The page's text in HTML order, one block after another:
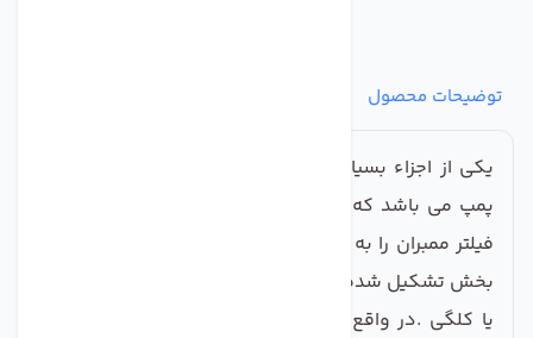
توضیحات محصول
یکی از اجزاء بسیار مهم در دستگاه تصفیه آب خانگی ،
پمپ می باشد که وظیفه بالا بردن فشار برای عبور آب از
بخش تشکیل شده اند موتور الکتریکی و قسمت هد پمپ
یا کلگی .در واقع هد پمپ یا کلگی آن ، وظیفه دارد تا